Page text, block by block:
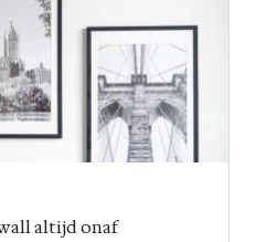
altijd onaf